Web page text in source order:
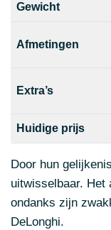
Gewicht
Afmetingen
Extra’s
Huidige prijs
Door hun
uitwisselbaar. Het
ondanks zijn
DeLonghi.